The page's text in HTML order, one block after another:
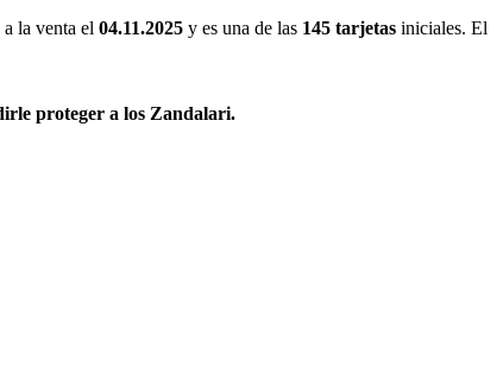
la venta el 04.11.2025 y es una de las 145 tarjetas iniciales. El
proteger a los Zandalari.